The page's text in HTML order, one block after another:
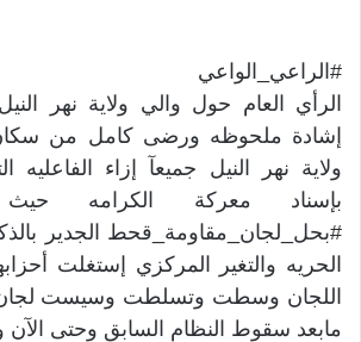
#الراعي_الواعي
الرأي العام حول والي ولاية نهر
إشادة ملحوظه ورضى كامل من سكان
ولاية نهر النيل جميعآ إزاء الفاعليه
بإسناد معركة الكرامه
#بحل_لجان_مقاومة_قحط الجدير
الحريه والتغير المركزي إستغلت
اللجان وسطت وتسلطت وسيست لجان
مابعد سقوط النظام السابق وحتى الآن